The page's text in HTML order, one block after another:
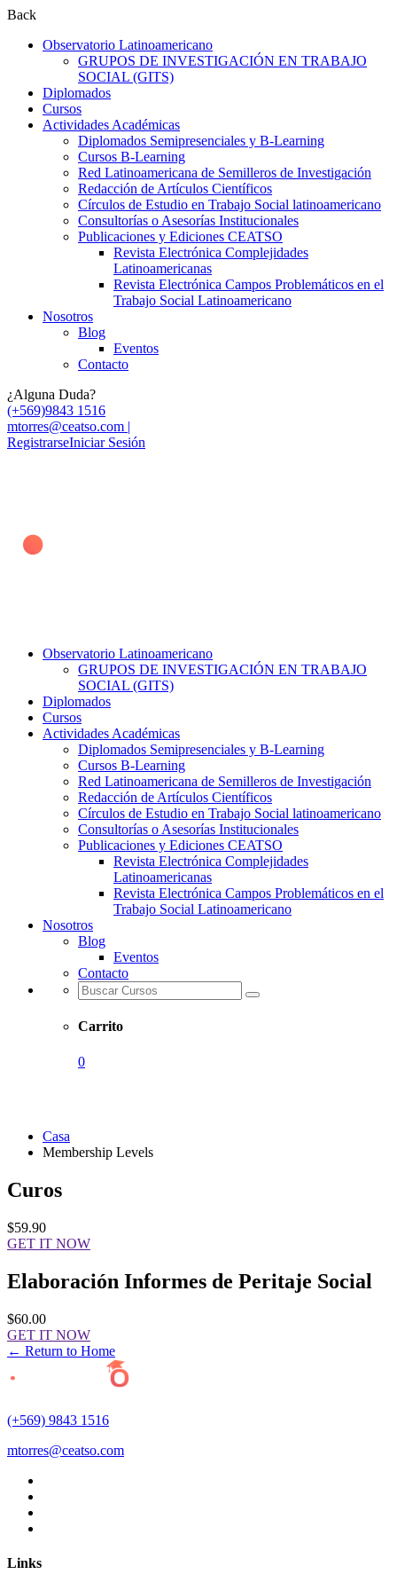
Back
Observatorio Latinoamericano
GRUPOS DE INVESTIGACIÓN EN TRABAJO
SOCIAL (GITS)
Diplomados
Cursos
Actividades Académicas
Diplomados Semipresenciales y B-Learning
Cursos B-Learning
Red Latinoamericana de Semilleros de Investigación
Redacción de Artículos Científicos
Círculos de Estudio en Trabajo Social latinoamericano
Consultorías o Asesorías Institucionales
Publicaciones y Ediciones CEATSO
Revista Electrónica Complejidades
Latinoamericanas
Revista Electrónica Campos Problemáticos en el
Trabajo Social Latinoamericano
Nosotros
Blog
Eventos
Contacto
¿Alguna Duda?
(+569)9843 1516
mtorres@ceatso.com |
RegistrarseIniciar Sesión
Observatorio Latinoamericano
GRUPOS DE INVESTIGACIÓN EN TRABAJO
SOCIAL (GITS)
Diplomados
Cursos
Actividades Académicas
Diplomados Semipresenciales y B-Learning
Cursos B-Learning
Red Latinoamericana de Semilleros de Investigación
Redacción de Artículos Científicos
Círculos de Estudio en Trabajo Social latinoamericano
Consultorías o Asesorías Institucionales
Publicaciones y Ediciones CEATSO
Revista Electrónica Complejidades
Latinoamericanas
Revista Electrónica Campos Problemáticos en el
Trabajo Social Latinoamericano
Nosotros
Blog
Eventos
Contacto
Carrito
0
Casa
Membership Levels
Curos
$59.90
GET IT NOW
Elaboración Informes de Peritaje Social
$60.00
GET IT NOW
← Return to Home
(+569) 9843 1516
mtorres@ceatso.com
Links